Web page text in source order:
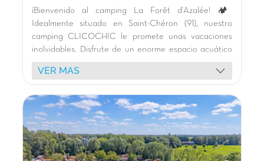
¡Bienvenido al camping La Forêt d'Azalée! 🏕️
Idealmente situado en Saint-Chéron (91), nuestro
camping CLICOCHIC le promete unas vacaciones
inolvidables. Disfrute de un enorme espacio acuático
🏊 con piscinas cubiertas climatizadas y al aire libre,
toboganes 🎢, juegos acuáticos temáticos y jacuzzis
nuestros parques infantiles en forma de castillo y la
estructura de juegos de red. 🤸‍♂️
Alójese en nuestros cómodos bungalows de madera
🏡 con terraza, en un entorno verde 🌿. ¡Nuestra
alegre mascota anima sus días!
VER MAS